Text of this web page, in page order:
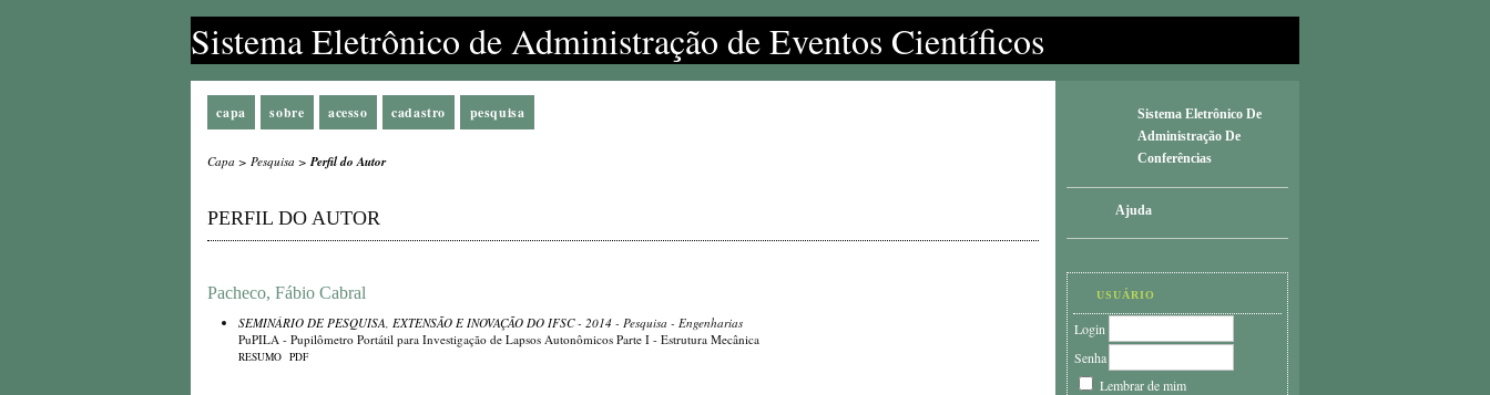
Sistema Eletrônico de Administração de Eventos Científicos
Sistema Eletrônico De
Administração De
Conferências
Ajuda
USUÁRIO
Login
Senha
Lembrar de mim
capa sobre acesso cadastro pesquisa
Capa > Pesquisa >Perfil do Autor
PERFIL DO AUTOR
Pacheco, Fábio Cabral
SEMINÁRIO DE PESQUISA, EXTENSÃO E INOVAÇÃO DO IFSC - 2014 - Pesquisa - Engenharias
PuPILA - Pupilômetro Portátil para Investigação de Lapsos Autonômicos Parte I - Estrutura Mecânica
RESUMO PDF